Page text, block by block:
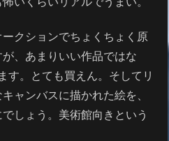
クションでちょくちょく原
、あまりいい作品ではな
す。とても買えん。そしてリ
ャンバスに描かれた絵を、
しょう。美術館向きという